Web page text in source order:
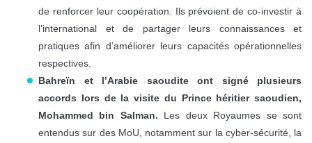
de renforcer leur coopération. Ils prévoient de co-investir à
l’international et de partager leurs connaissances et
pratiques afin d’améliorer leurs capacités opérationnelles
respectives.
Bahreïn et l’Arabie saoudite ont signé plusieurs
accords lors de la visite du Prince héritier saoudien,
Mohammed bin Salman. Les deux Royaumes se sont
entendus sur des MoU, notamment sur la cyber-sécurité, la